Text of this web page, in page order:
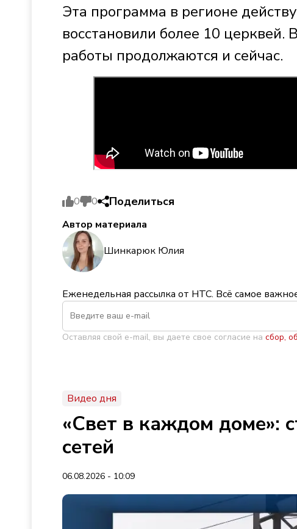
Эта программа в регионе
восстановили более 10
работы продолжаются и сейчас.
0 0 Поделиться
Автор материала
Шинкарюк Юлия
Еженедельная рассылка от НТС. Всё самое
Оставляя свой e-mail, вы даете свое согласие на сбор,
Видео дня
«Свет в каждом доме»:
сетей
06.08.2026 - 10:09